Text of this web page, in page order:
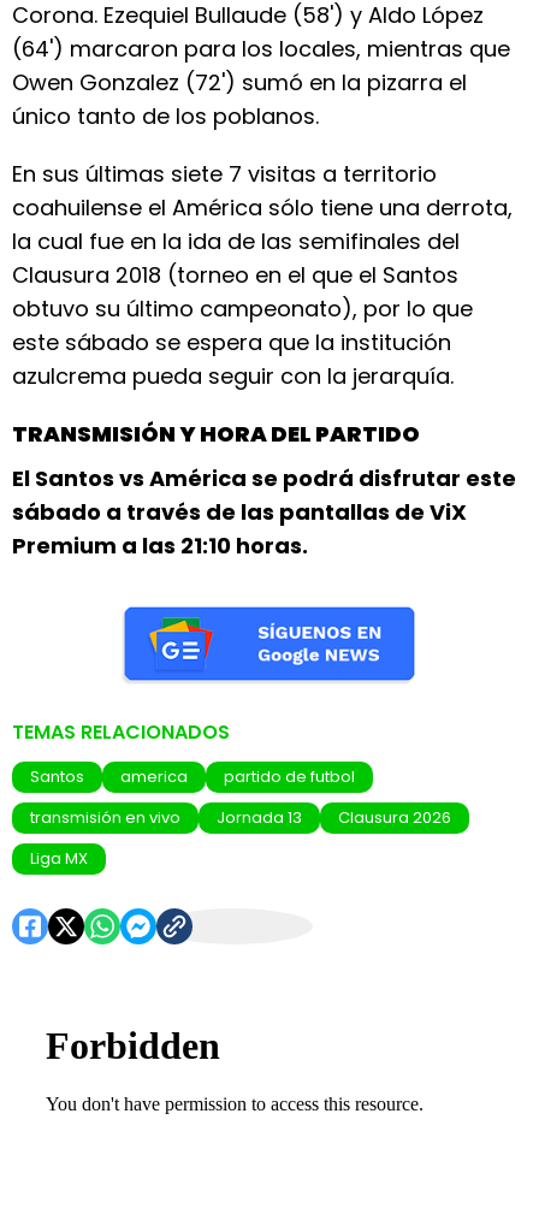
Corona. Ezequiel Bullaude (58') y Aldo López
(64') marcaron para los locales, mientras que
Owen Gonzalez (72') sumó en la pizarra el
único tanto de los poblanos.
En sus últimas siete 7 visitas a territorio
coahuilense el América sólo tiene una derrota,
la cual fue en la ida de las semifinales del
Clausura 2018 (torneo en el que el Santos
obtuvo su último campeonato), por lo que
este sábado se espera que la institución
azulcrema pueda seguir con la jerarquía.
TRANSMISIÓN Y HORA DEL PARTIDO
El Santos vs América se podrá disfrutar este
sábado a través de las pantallas de ViX
Premium a las 21:10 horas.
TEMAS RELACIONADOS
Santos america
partido de futbol
transmisión en vivo
Jornada 13
Clausura 2026
Liga MX